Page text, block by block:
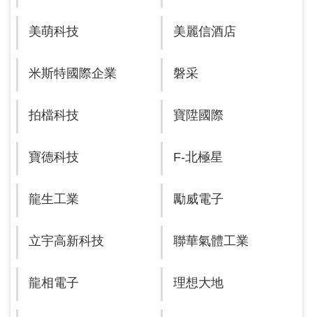
美萌科技 美麗信酒店
米斯特國際企業 磐采
拍檔科技 寶陞國際
寶德科技 F-北極星
龍生工業 勵威電子
立宇高新科技 聯華氣體工業
龍相電子 理想大地